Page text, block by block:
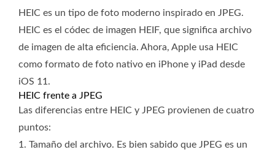
HEIC es un tipo de foto moderno inspirado en JPEG.
HEIC es el códec de imagen HEIF, que significa archivo
de imagen de alta eficiencia. Ahora, Apple usa HEIC
como formato de foto nativo en iPhone y iPad desde
iOS 11.
HEIC frente a JPEG
Las diferencias entre HEIC y JPEG provienen de cuatro
puntos:
1. Tamaño del archivo. Es bien sabido que JPEG es un